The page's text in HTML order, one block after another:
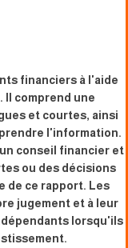
financiers à l'aide
comprend une
et courtes, ainsi
l'information.
conseil financier et
ou des décisions
de ce rapport. Les
jugement et à leur
lorsqu'ils